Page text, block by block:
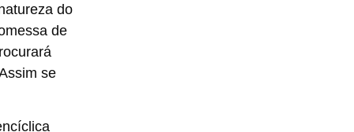
do
de
se